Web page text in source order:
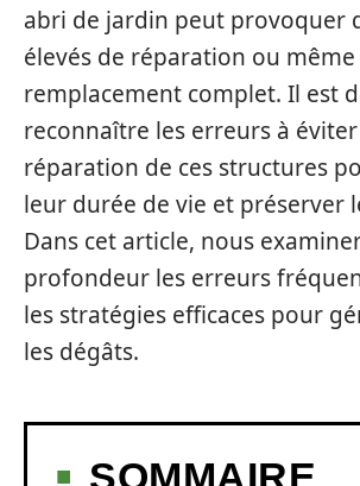
abri de jardin peut provoquer
élevés de réparation ou
remplacement complet. Il est
reconnaître les erreurs à
réparation de ces structures
leur durée de vie et préserver
Dans cet article, nous
profondeur les erreurs
les stratégies efficaces pour
les dégâts.
SOMMAIRE